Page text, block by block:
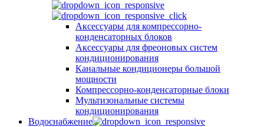
Аксессуары для компрессорно-
конденсаторных блоков
Аксессуары для фреоновых систем
кондиционирования
Канальные кондиционеры большой
мощности
Компрессорно-конденсаторные блоки
Мультизональные системы
кондиционирования
Водоснабжение